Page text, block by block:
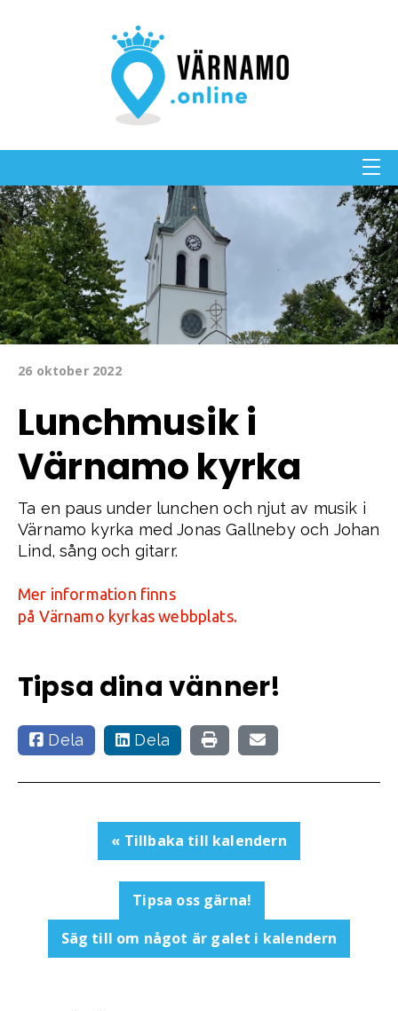
26 oktober 2022
Lunchmusik i
Värnamo kyrka
Ta en paus under lunchen och njut av musik i
Värnamo kyrka med Jonas Gallneby och Johan
Lind, sång och gitarr.
Mer information finns
på Värnamo kyrkas webbplats.
Tipsa dina vänner!
Dela Dela
« Tillbaka till kalendern
Tipsa oss gärna!
Säg till om något är galet i kalendern